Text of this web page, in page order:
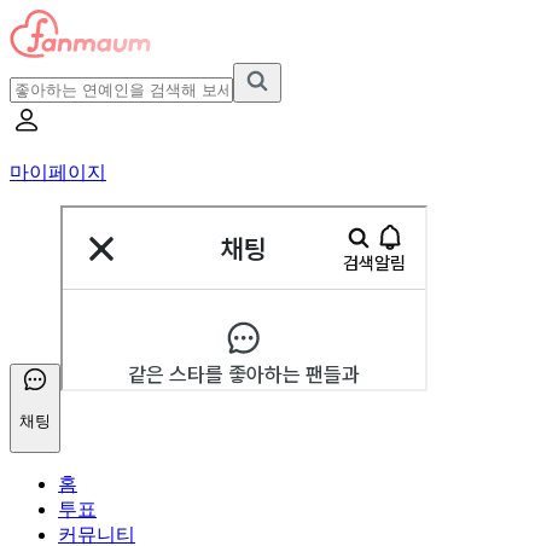
마이페이지
채팅
홈
투표
커뮤니티